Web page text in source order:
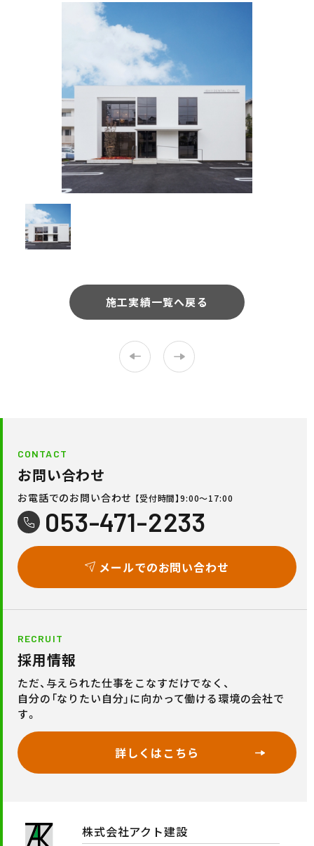
公式Instagram
お問い合わせ
お電話でのお問い合わせ【受付時間】9:00〜17:00
053-445-4350
施工実績一覧へ戻る
CONTACT
お問い合わせ
お電話でのお問い合わせ 【受付時間】9:00〜17:00
053-471-2233
メールでのお問い合わせ
RECRUIT
採用情報
ただ、与えられた仕事をこなすだけでなく、
自分の「なりたい自分」に向かって働ける環境の会社で
す。
詳しくはこちら
株式会社アクト建設